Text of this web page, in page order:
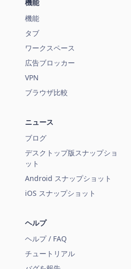
機能
機能
タブ
ワークスペース
広告ブロッカー
VPN
ブラウザ比較
ニュース
ブログ
デスクトップ版スナップショ
ット
Android スナップショット
iOS スナップショット
ヘルプ
ヘルプ / FAQ
チュートリアル